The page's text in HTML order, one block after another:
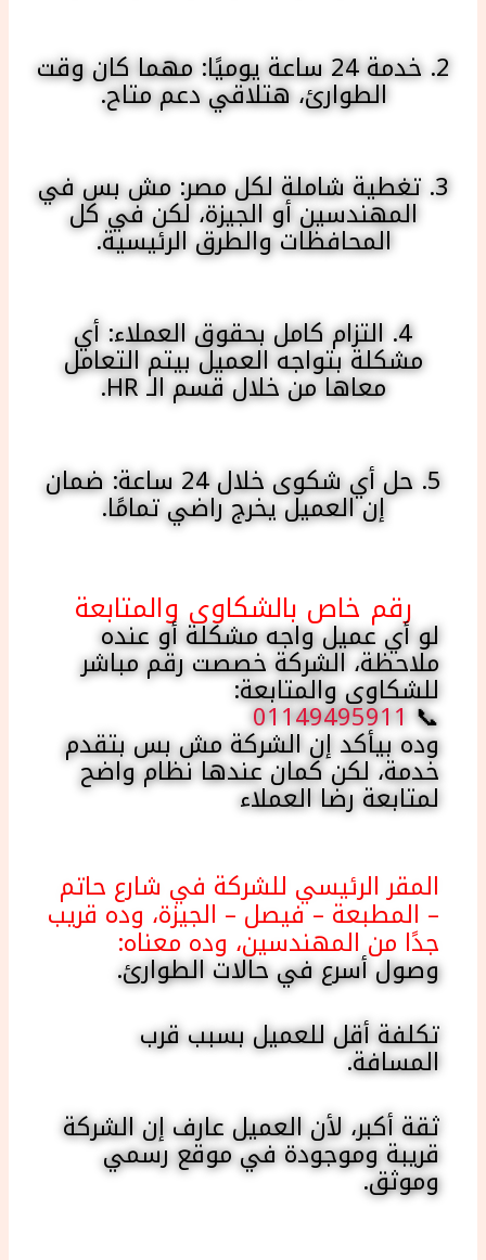
2. خدمة 24 ساعة يوميًا: مهما كان وقت
الطوارئ، هتلاقي دعم متاح.
3. تغطية شاملة لكل مصر: مش بس في
المهندسين أو الجيزة، لكن في كل
المحافظات والطرق الرئيسية.
4. التزام كامل بحقوق العملاء: أي
مشكلة بتواجه العميل بيتم التعامل
معاها من خلال قسم الـ HR.
5. حل أي شكوى خلال 24 ساعة: ضمان
إن العميل يخرج راضي تمامًا.
رقم خاص بالشكاوى والمتابعة
لو أي عميل واجه مشكلة أو عنده
ملاحظة، الشركة خصصت رقم مباشر
للشكاوى والمتابعة:
📞
01149495911
وده بيأكد إن الشركة مش بس بتقدم
خدمة، لكن كمان عندها نظام واضح
لمتابعة رضا العملاء
المقر الرئيسي للشركة في شارع حاتم
– المطبعة – فيصل – الجيزة، وده قريب
جدًا من المهندسين، وده معناه:
وصول أسرع في حالات الطوارئ.
تكلفة أقل للعميل بسبب قرب
المسافة.
ثقة أكبر، لأن العميل عارف إن الشركة
قريبة وموجودة في موقع رسمي
وموثق.